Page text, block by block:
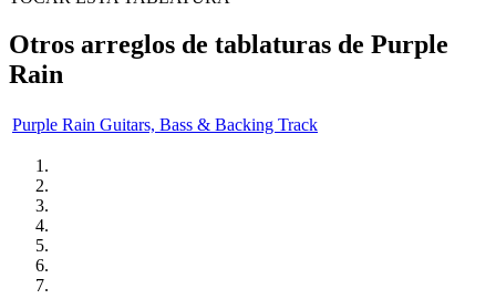
Otros arreglos de tablaturas de Purple
Rain
Purple Rain Guitars, Bass & Backing Track